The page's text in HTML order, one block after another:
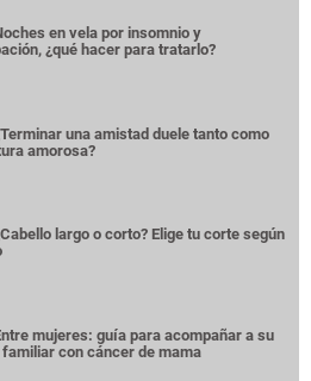
en vela por insomnio y
¿qué hacer para tratarlo?
una amistad duele tanto como
amorosa?
largo o corto? Elige tu corte según
mujeres: guía para acompañar a su
familiar con cáncer de mama